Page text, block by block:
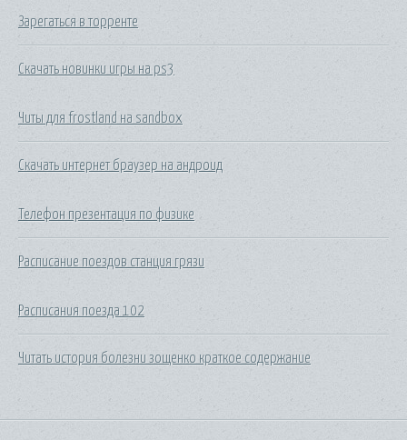
Зарегаться в торренте
Скачать новинки игры на ps3
Читы для frostland на sandbox
Скачать интернет браузер на андроид
Телефон презентация по физике
Расписание поездов станция грязи
Расписания поезда 102
Читать история болезни зощенко краткое содержание